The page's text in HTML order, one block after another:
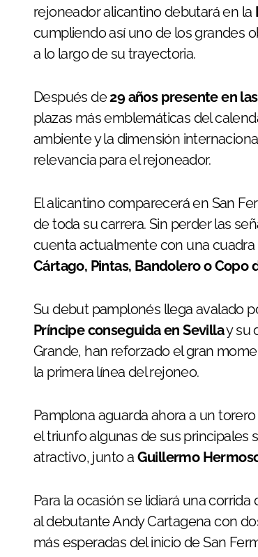
rejoneador alicantino debutará en la
cumpliendo así uno de los grandes
a lo largo de su trayectoria.
Después de29 años presente en
plazas más emblemáticas del
ambiente y la dimensión
relevancia para el rejoneador.
El alicantino comparecerá en San
de toda su carrera. Sin perder las
cuenta actualmente con una
Cártago, Pintas, Bandolero o Copo
Su debut pamplonés llega avalado
Príncipe conseguida en Sevillay su
Grande, han reforzado el gran
la primera línea del rejoneo.
Pamplona aguarda ahora a un
el triunfo algunas de sus principales
atractivo, junto a Guillermo
Para la ocasión se lidiará una corrida
al debutante Andy Cartagena con
más esperadas del inicio de San